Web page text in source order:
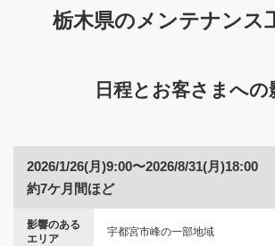
栃木県のメンテナンス
日程とお客さまへの
2026/1/26(月)9:00〜2026/8/31(月)18:00
約7ケ月間ほど
影響のある
エリア
宇都宮市峰の一部地域